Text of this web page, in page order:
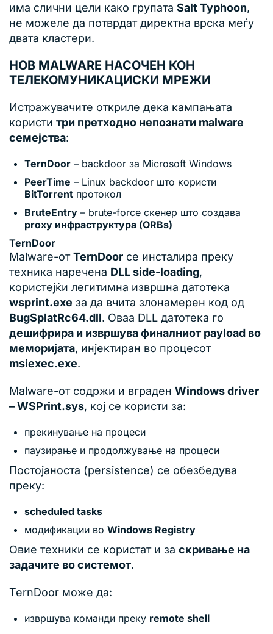
има слични цели како групата Salt Typhoon,
не можеле да потврдат директна врска меѓу
двата кластери.
НОВ MALWARE НАСОЧЕН КОН
ТЕЛЕКОМУНИКАЦИСКИ МРЕЖИ
Истражувачите откриле дека кампањата
користи три претходно непознати malware
семејства:
TernDoor – backdoor за Microsoft Windows
PeerTime – Linux backdoor што користи
BitTorrent протокол
BruteEntry – brute-force скенер што создава
proxy инфраструктура (ORBs)
TernDoor
Malware-отTernDoor се инсталира преку
техника наречена DLL side-loading,
користејќи легитимна извршна датотека
wsprint.exe за да вчита злонамерен код од
BugSplatRc64.dll. Оваа DLL датотека го
дешифрира и извршува финалниот payload во
меморијата, инјектиран во процесот
msiexec.exe.
Malware-от содржи и вграден Windows driver
– WSPrint.sys, кој се користи за:
прекинување на процеси
паузирање и продолжување на процеси
Постојаноста (persistence) се обезбедува
преку:
scheduled tasks
модификации во Windows Registry
Овие техники се користат и за скривање на
задачите во системот.
TernDoor може да:
извршува команди преку remote shell